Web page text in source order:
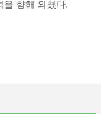
을 향해 외쳤다.